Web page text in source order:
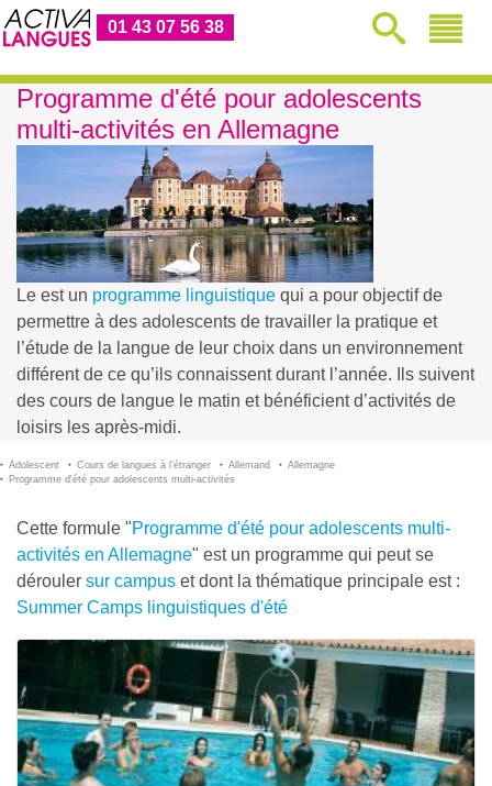
01 43 07 56 38
Programme d'été pour adolescents
multi-activités en Allemagne
Le est un programme linguistique qui a pour objectif de
permettre à des adolescents de travailler la pratique et
l’étude de la langue de leur choix dans un environnement
différent de ce qu’ils connaissent durant l’année. Ils suivent
des cours de langue le matin et bénéficient d’activités de
loisirs les après-midi.
Adolescent Cours de langues à l’étranger Allemand
Allemagne
Programme d'été pour adolescents multi-activités
Cette formule "Programme d'été pour adolescents multi-
activités en Allemagne" est un programme qui peut se
dérouler sur campus et dont la thématique principale est :
Summer Camps linguistiques d'été